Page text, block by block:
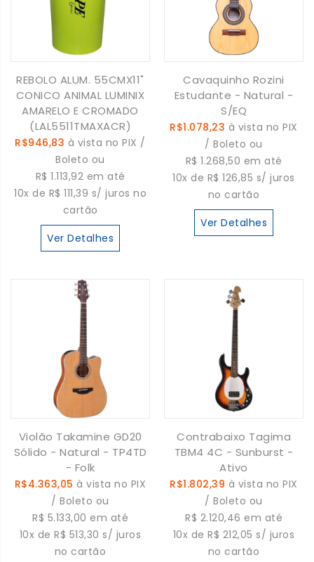
REBOLO ALUM. 55CMX11"
CONICO ANIMAL LUMINIX
AMARELO E CROMADO
(LAL5511TMAXACR)
R$946,83 à vista no PIX /
Boleto ou
R$ 1.113,92 em até
10x de R$ 111,39 s/ juros no
cartão
Ver Detalhes
Cavaquinho Rozini
Estudante - Natural -
S/EQ
R$1.078,23 à vista no PIX
/ Boleto ou
R$ 1.268,50 em até
10x de R$ 126,85 s/ juros
no cartão
Ver Detalhes
Violão Takamine GD20
Sólido - Natural - TP4TD
- Folk
R$4.363,05 à vista no PIX
/ Boleto ou
R$ 5.133,00 em até
10x de R$ 513,30 s/ juros
no cartão
Contrabaixo Tagima
TBM4 4C - Sunburst -
Ativo
R$1.802,39 à vista no PIX
/ Boleto ou
R$ 2.120,46 em até
10x de R$ 212,05 s/ juros
no cartão